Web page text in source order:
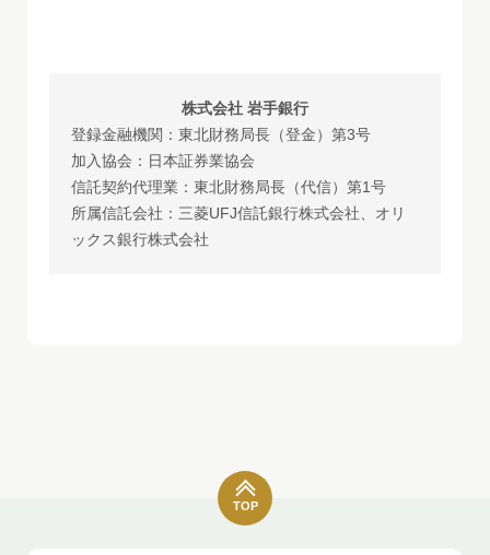
株式会社 岩手銀行
登録金融機関：東北財務局長（登金）第3号
加入協会：日本証券業協会
信託契約代理業：東北財務局長（代信）第1号
所属信託会社：三菱UFJ信託銀行株式会社、オリ
ックス銀行株式会社
TOP